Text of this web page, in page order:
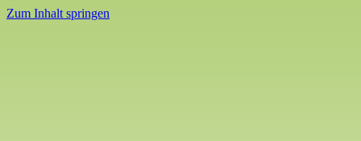
Zum Inhalt springen